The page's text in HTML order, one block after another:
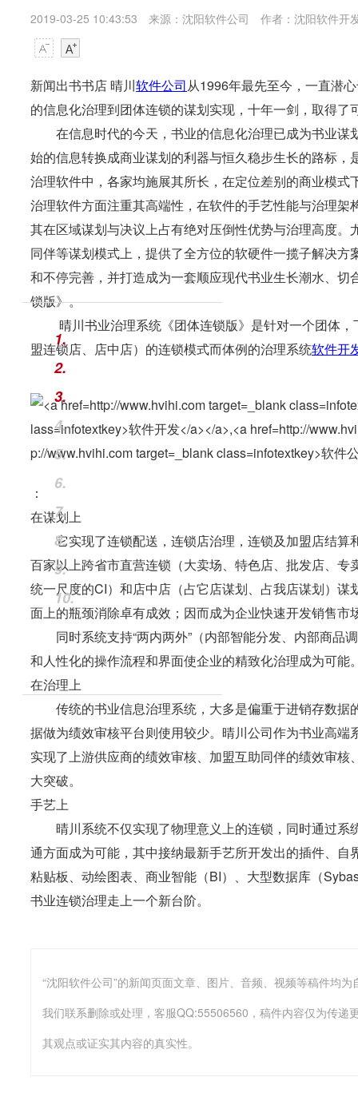
2019-03-25 10:43:53 来源：沈阳软件公司 作者：沈阳软件开
新闻出书书店 晴川软件公司从1996年最先至今，一直潜
的信息化治理到团体连锁的谋划实现，十年一剑，取得了
在信息时代的今天，书业的信息化治理已成为书业谋
始的信息转换成商业谋划的利器与恒久稳步生长的路标
治理软件中，各家均施展其所长，在定位差别的商业模
治理软件方面注重其高端性，在软件的手艺性能与治理
其在区域谋划与决议上占有绝对压倒性优势与治理高度
同伴等谋划模式上，提供了全方位的软硬件一揽子解决
和不停完善，并打造成为一套顺应现代书业生长潮水、
锁版》。
晴川书业治理系统《团体连锁版》是针对一个团体，
盟连锁店、店中店）的连锁模式而体例的治理系统软件开
：
在谋划上
它实现了连锁配送，连锁店治理，连锁及加盟店结算
百家以上跨省市直营连锁（大卖场、特色店、批发店、
统一尺度的CI）和店中店（占它店谋划、占我店谋划）
面上的瓶颈消除卓有成效；因而成为企业快速开发销售
同时系统支持“两内两外”（内部智能分发、内部商品
和人性化的操作流程和界面使企业的精致化治理成为可能
在治理上
传统的书业信息治理系统，大多是偏重于进销存数据
据做为绩效审核平台则使用较少。晴川公司作为书业高
实现了上游供应商的绩效审核、加盟互助同伴的绩效审
大突破。
手艺上
晴川系统不仅实现了物理意义上的连锁，同时通过系
通方面成为可能，其中接纳最新手艺所开发出的插件、
粘贴板、动绘图表、商业智能（BI）、大型数据库（
书业连锁治理走上一个新台阶。
我们联系删除或处理，客服QQ:55506560，稿件内容仅为传递
其观点或证实其内容的真实性。
1.
2.
3.
4.
5.
6.
7.
8.
9.
10.